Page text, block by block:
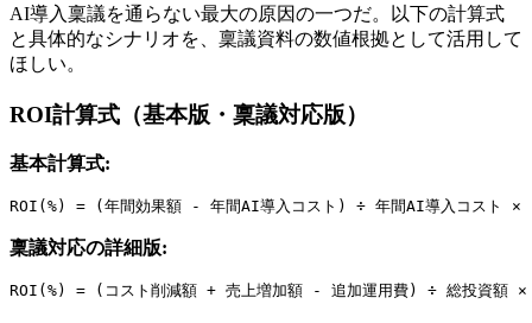
AI導入稟議を通らない最大の原因の一つだ。以下の計算式
と具体的なシナリオを、稟議資料の数値根拠として活用して
ほしい。
ROI計算式（基本版・稟議対応版）
基本計算式:
ROI(%) = (年間効果額 - 年間AI導入コスト) ÷ 年間AI導入コスト ×
稟議対応の詳細版:
ROI(%) = (コスト削減額 + 売上増加額 - 追加運用費) ÷ 総投資額